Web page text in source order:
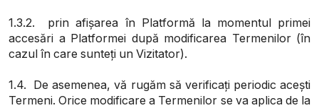
1.3.2. prin afișarea în Platformă la momentul primei
accesări a Platformei după modificarea Termenilor (în
cazul în care sunteți un Vizitator).
1.4. De asemenea, vă rugăm să verificați periodic acești
Termeni. Orice modificare a Termenilor se va aplica de la